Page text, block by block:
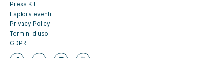
Press Kit
Esplora eventi
Privacy Policy
Termini d'uso
GDPR